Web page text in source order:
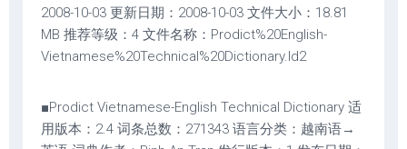
2008-10-03 更新日期：2008-10-03 文件大小：18.81
MB 推荐等级：4 文件名称：Prodict%20English-
Vietnamese%20Technical%20Dictionary.ld2
■Prodict Vietnamese-English Technical Dictionary 适
用版本：2.4 词条总数：271343 语言分类：越南语→